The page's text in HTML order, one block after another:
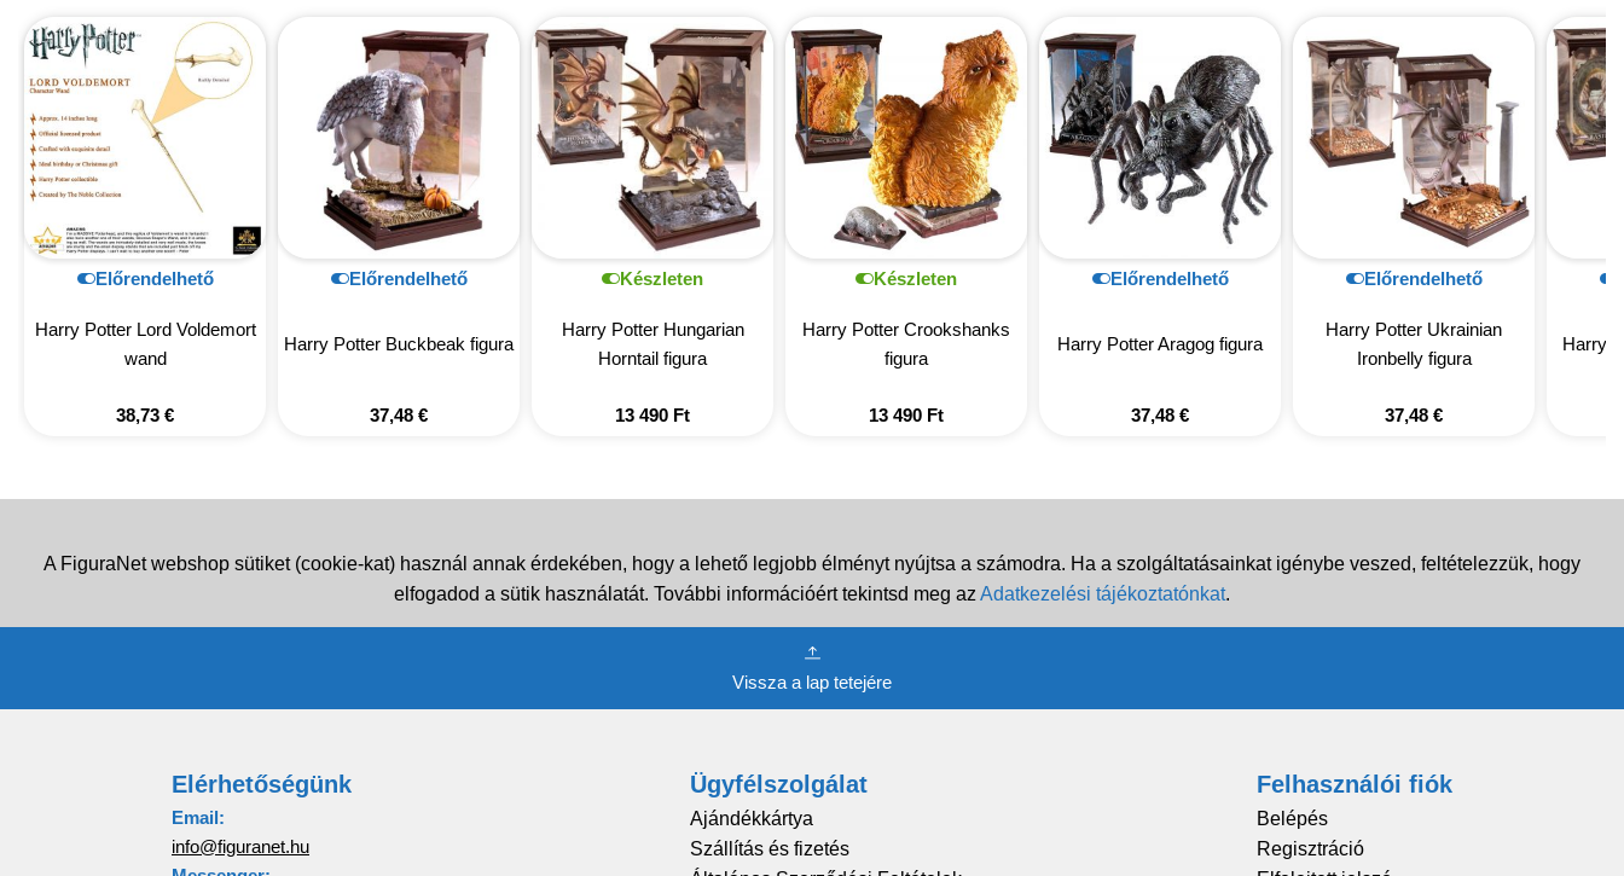
Előrendelhető
Harry Potter Lord Voldemort
wand
38,73 €
Előrendelhető
Harry Potter Buckbeak figura
37,48 €
Készleten
Harry Potter Hungarian
Horntail figura
13 490 Ft
Készleten
Harry Potter Crookshanks
figura
13 490 Ft
Előrendelhető
Harry Potter Aragog figura
37,48 €
Előrendelhető
Harry Potter Ukrainian
Ironbelly figura
37,48 €
Harry
A FiguraNet webshop sütiket (cookie-kat) használ annak érdekében, hogy a lehető legjobb élményt nyújtsa a számodra. Ha a szolgáltatásainkat igénybe veszed, feltételezzük, hogy
elfogadod a sütik használatát. További információért tekintsd meg az Adatkezelési tájékoztatónkat.
Vissza a lap tetejére
Elérhetőségünk
Email:
info@figuranet.hu
Ügyfélszolgálat
Ajándékkártya
Szállítás és fizetés
Felhasználói fiók
Belépés
Regisztráció